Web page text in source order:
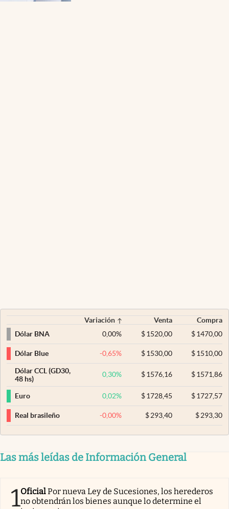
Variación Venta
Compra
Dólar BNA
0,00% $ 1520,00 $1470,00
Dólar Blue -0,65% $ 1530,00 $1510,00
Dólar CCL (GD30,
48 hs)
0,30% $ 1576,16 $1571,86
Euro 0,02% $ 1728,45 $1727,57
Real brasileño -0,00% $ 293,40 $293,30
Las más leídas de Información General
1OficialPor nueva Ley de Sucesiones, los herederos
no obtendrán los bienes aunque lo determine el